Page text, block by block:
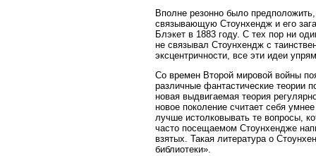
Вполне резонно было
связывающую Стоунхендж и его
Блэкет в 1883 году. С тех пор ни
не связывал Стоунхендж с
эксцентричности, все эти идеи
Со времен Второй мировой войны
различные фантастические теории
новая выдвигаемая теория
новое поколение считает себя
лучше истолковывать те вопросы,
часто посещаемом Стоунхендже
взятых. Такая литература о
библиотеки».